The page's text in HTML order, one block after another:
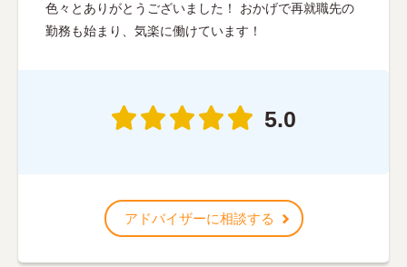
色々とありがとうございました！ おかげで再就職先の
勤務も始まり、気楽に働けています！
5.0
アドバイザーに相談する